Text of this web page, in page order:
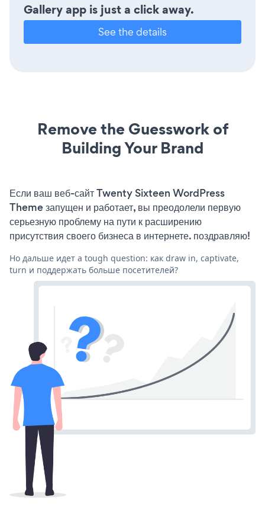
Gallery app is just a click away.
See the details
Remove the Guesswork of
Building Your Brand
Если ваш веб-сайт Twenty Sixteen WordPress
Theme запущен и работает, вы преодолели первую
серьезную проблему на пути к расширению
присутствия своего бизнеса в интернете. поздравляю!
Но дальше идет a tough question: как draw in, captivate,
turn и поддержать больше посетителей?